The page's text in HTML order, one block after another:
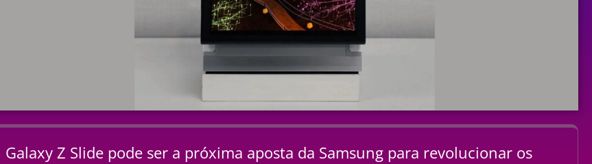
Galaxy Z Slide pode ser a próxima aposta da Samsung para revolucionar os